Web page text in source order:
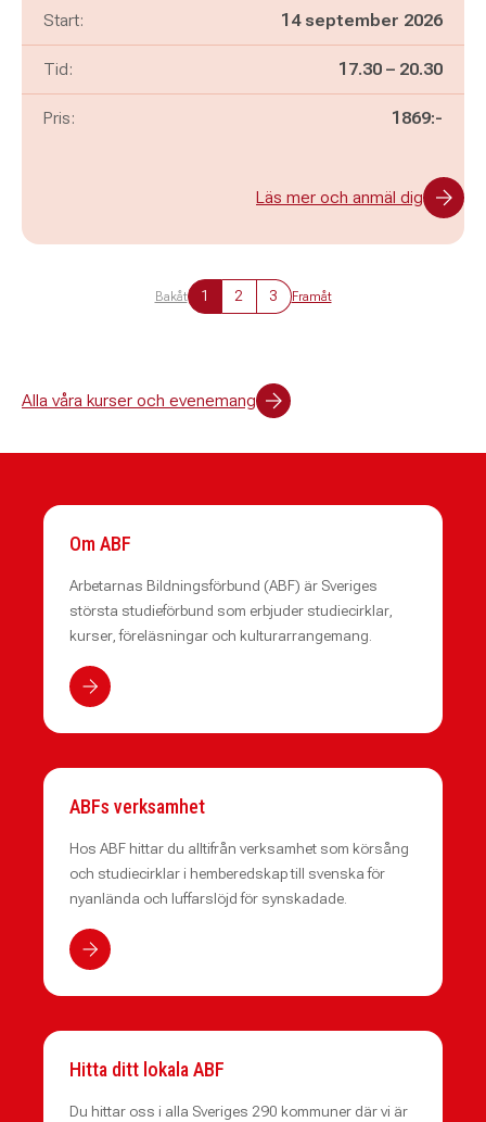
Start: 14 september 2026
Tid: Pågår mellan
17.30 – och
20.30
Pris: 1869:-
Läs mer och anmäl dig
Bakåt 1 2 3 Framåt
Alla våra kurser och evenemang
Om ABF
Arbetarnas Bildningsförbund (ABF) är Sveriges
största studieförbund som erbjuder studiecirklar,
kurser, föreläsningar och kulturarrangemang.
ABFs verksamhet
Hos ABF hittar du alltifrån verksamhet som körsång
och studiecirklar i hemberedskap till svenska för
nyanlända och luffarslöjd för synskadade.
Hitta ditt lokala ABF
Du hittar oss i alla Sveriges 290 kommuner där vi är